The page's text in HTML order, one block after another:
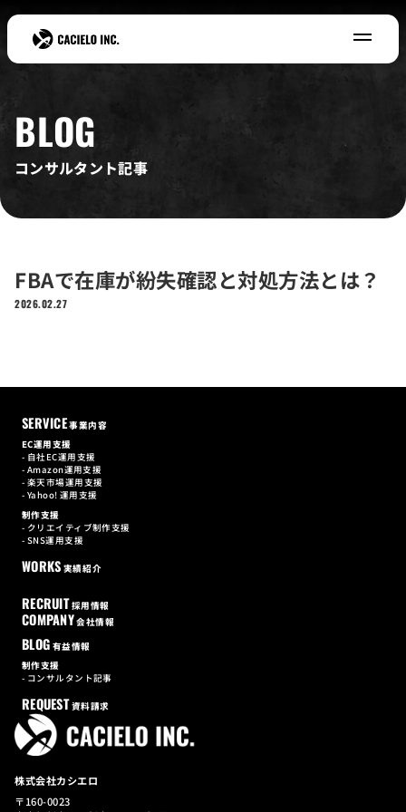
BLOG
SERVICE 事業内容
自社EC運用支援
楽天市場運用支援
Yahoo! 運用支援
制作支援
クリエイティブ制作支援
SNS運用支援
WORKS実績紹介
RECRUIT
COMPANY会社情報
BLOG有益情報